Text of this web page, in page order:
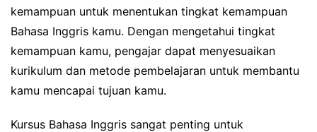
kemampuan untuk menentukan tingkat kemampuan
Bahasa Inggris kamu. Dengan mengetahui tingkat
kemampuan kamu, pengajar dapat menyesuaikan
kurikulum dan metode pembelajaran untuk membantu
kamu mencapai tujuan kamu.
Kursus Bahasa Inggris sangat penting untuk